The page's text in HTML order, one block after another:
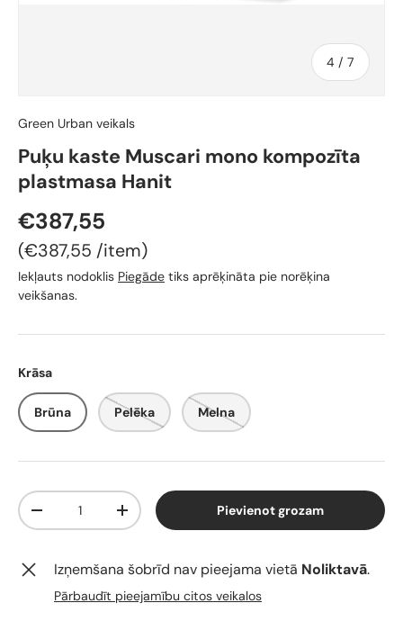
4 / no
7
Green Urban veikals
Puķu kaste Muscari mono kompozīta
plastmasa Hanit
€387,55
Cena par vienību
€387,55 /item
Iekļauts nodoklis Piegāde tiks aprēķināta pie norēķina
veikšanas.
Krāsa
Brūna Pelēka Melna
Skaits
-
+ Pievienot grozam
Izņemšana šobrīd nav pieejama vietā Noliktavā.
Pārbaudīt pieejamību citos veikalos